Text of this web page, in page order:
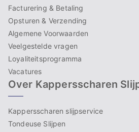
Facturering & Betaling
Opsturen & Verzending
Algemene Voorwaarden
Veelgestelde vragen
Loyaliteitsprogramma
Vacatures
Over Kappersscharen
Kappersscharen slijpservice
Tondeuse Slijpen